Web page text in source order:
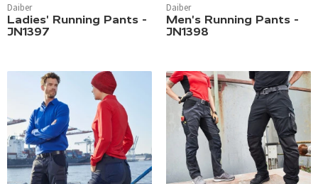
Daiber
Ladies' Running Pants -
JN1397
Daiber
Men's Running Pants -
JN1398